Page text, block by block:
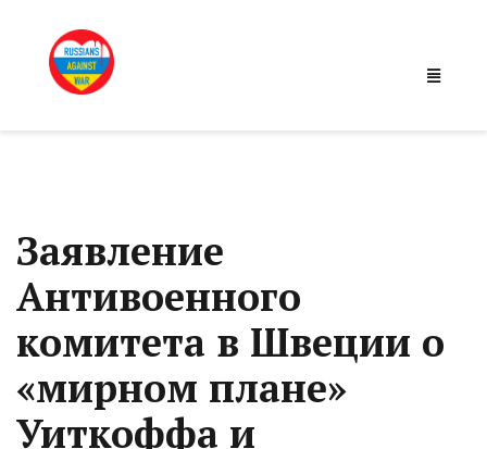
Заявление
Антивоенного
комитета в Швеции о
«мирном плане»
Уиткоффа и